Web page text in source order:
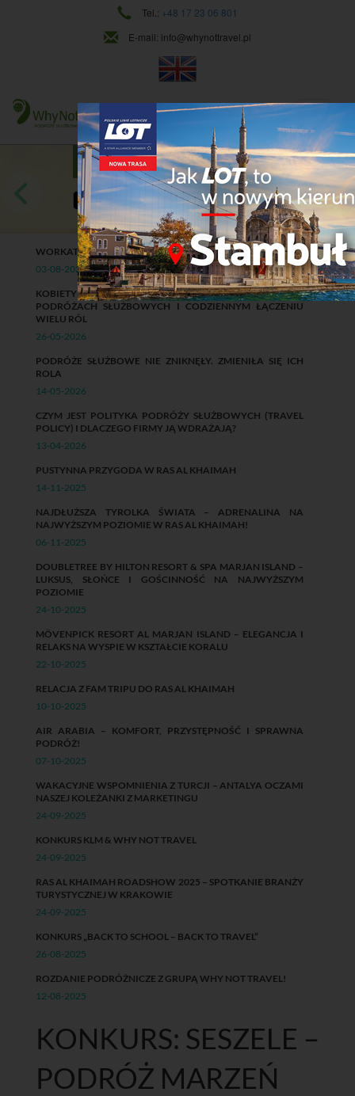
Tel.: +48 17 23 06 801
E-mail: info@whynottravel.pl
NAJWYŻSZY POZIOM USŁUG
CIĄGŁY ROZWÓJ
Dowiedz się więcej
WORKATION W FIRMIE: KORZYŚCI, RYZYKA I ZASADY
03-08-2026
KOBIETY W BIZNESIE, MAMY PO GODZINACH. O
PODRÓŻACH SŁUŻBOWYCH I CODZIENNYM ŁĄCZENIU
WIELU RÓL
26-05-2026
PODRÓŻE SŁUŻBOWE NIE ZNIKNĘŁY. ZMIENIŁA SIĘ ICH
ROLA
14-05-2026
CZYM JEST POLITYKA PODRÓŻY SŁUŻBOWYCH (TRAVEL
POLICY) I DLACZEGO FIRMY JĄ WDRAŻAJĄ?
13-04-2026
PUSTYNNA PRZYGODA W RAS AL KHAIMAH
14-11-2025
NAJDŁUŻSZA TYROLKA ŚWIATA – ADRENALINA NA
NAJWYŻSZYM POZIOMIE W RAS AL KHAIMAH!
06-11-2025
DOUBLETREE BY HILTON RESORT & SPA MARJAN ISLAND –
LUKSUS, SŁOŃCE I GOŚCINNOŚĆ NA NAJWYŻSZYM
POZIOMIE
24-10-2025
MÖVENPICK RESORT AL MARJAN ISLAND – ELEGANCJA I
RELAKS NA WYSPIE W KSZTAŁCIE KORALU
22-10-2025
RELACJA Z FAM TRIPU DO RAS AL KHAIMAH
10-10-2025
AIR ARABIA – KOMFORT, PRZYSTĘPNOŚĆ I SPRAWNA
PODRÓŻ!
07-10-2025
WAKACYJNE WSPOMNIENIA Z TURCJI – ANTALYA OCZAMI
NASZEJ KOLEŻANKI Z MARKETINGU
24-09-2025
KONKURS KLM & WHY NOT TRAVEL
24-09-2025
RAS AL KHAIMAH ROADSHOW 2025 – SPOTKANIE BRANŻY
TURYSTYCZNEJ W KRAKOWIE
24-09-2025
KONKURS „BACK TO SCHOOL – BACK TO TRAVEL”
26-08-2025
ROZDANIE PODRÓŻNICZE Z GRUPĄ WHY NOT TRAVEL!
12-08-2025
KONKURS: SESZELE –
PODRÓŻ MARZEŃ